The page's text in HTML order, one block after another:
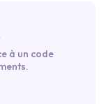
à un code